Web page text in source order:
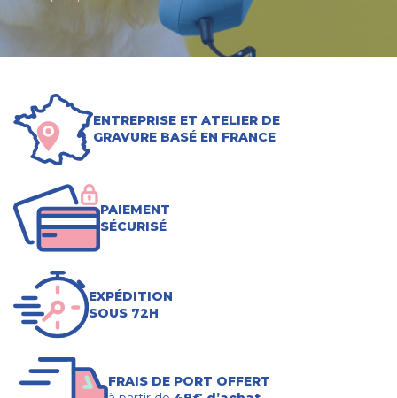
ENTREPRISE ET ATELIER DE
GRAVURE BASÉ EN FRANCE
PAIEMENT
SÉCURISÉ
EXPÉDITION
SOUS 72H
FRAIS DE PORT OFFERT